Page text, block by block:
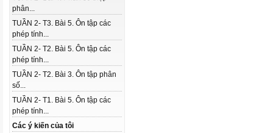
phân...
TUẦN 2- T3. Bài 5. Ôn tập các
phép tính...
TUẦN 2- T2. Bài 5. Ôn tập các
phép tính...
TUẦN 2- T2. Bài 3. Ôn tập phân
số...
TUẦN 2- T1. Bài 5. Ôn tập các
phép tính...
Các ý kiến của tôi